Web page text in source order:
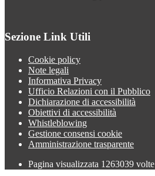
Sezione Link Utili
Cookie policy
Note legali
Informativa Privacy
Ufficio Relazioni con il Pubblico
Dichiarazione di accessibilità
Obiettivi di accessibilità
Whistleblowing
Gestione consensi cookie
Amministrazione trasparente
Pagina visualizzata 1263039 volte